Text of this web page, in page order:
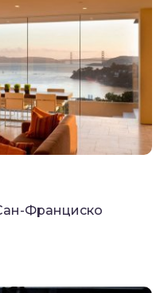
Франциско